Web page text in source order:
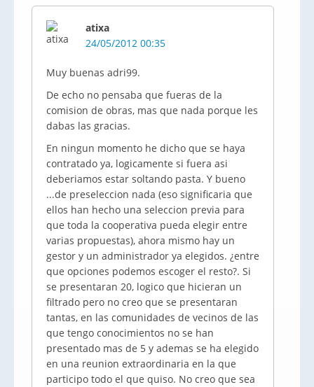
atixa
24/05/2012 00:35
Muy buenas adri99.
De echo no pensaba que fueras de la
comision de obras, mas que nada porque les
dabas las gracias.
En ningun momento he dicho que se haya
contratado ya, logicamente si fuera asi
deberiamos estar soltando pasta. Y bueno
...de preseleccion nada (eso significaria que
ellos han hecho una seleccion previa para
que toda la cooperativa pueda elegir entre
varias propuestas), ahora mismo hay un
gestor y un administrador ya elegidos. ¿entre
que opciones podemos escoger el resto?. Si
se presentaran 20, logico que hicieran un
filtrado pero no creo que se presentaran
tantas, en las comunidades de vecinos de las
que tengo conocimientos no se han
presentado mas de 5 y ademas se ha elegido
en una reunion extraordinaria en la que
participo todo el que quiso. No creo que sea